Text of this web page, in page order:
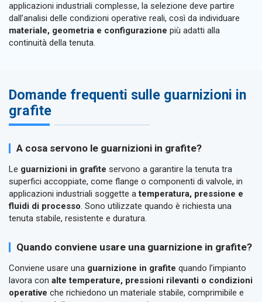
applicazioni industriali complesse, la selezione deve partire
dall’analisi delle condizioni operative reali, così da individuare
materiale, geometria e configurazione più adatti alla
continuità della tenuta.
Domande frequenti sulle guarnizioni in
grafite
A cosa servono le guarnizioni in grafite?
Le guarnizioni in grafite servono a garantire la tenuta tra
superfici accoppiate, come flange o componenti di valvole, in
applicazioni industriali soggette atemperatura, pressione e
fluidi di processo. Sono utilizzate quando è richiesta una
tenuta stabile, resistente e duratura.
Quando conviene usare una guarnizione in grafite?
Conviene usare una guarnizione in grafite quando l’impianto
lavora con alte temperature, pressioni rilevanti o condizioni
operative che richiedono un materiale stabile, comprimibile e